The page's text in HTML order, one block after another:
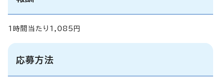
1時間当たり1,085円
応募方法